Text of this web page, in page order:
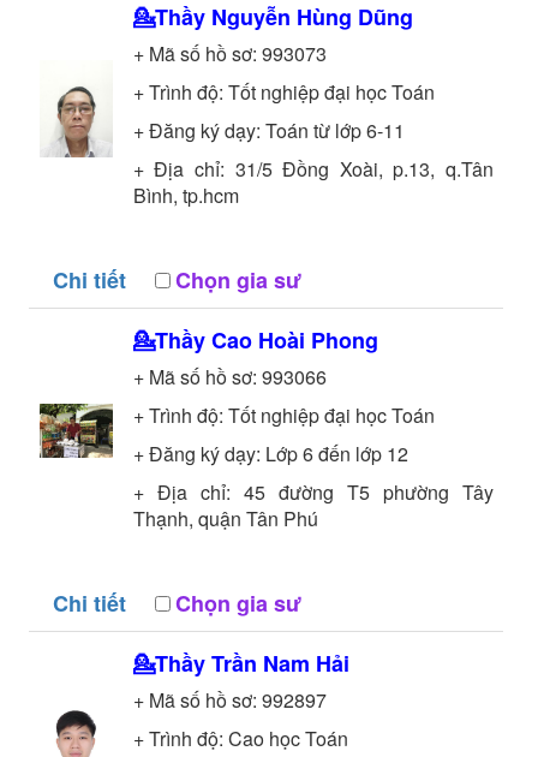
💁Thầy Nguyễn Hùng Dũng
+ Mã số hồ sơ: 993073
+ Trình độ: Tốt nghiệp đại họcToán
+ Đăng ký dạy: Toán từ lớp 6-11
+ Địa chỉ: 31/5 Đồng Xoài, p.13, q.Tân
Bình, tp.hcm
Chi tiết
Chọn gia sư
💁ThầyCao Hoài Phong
+ Mã số hồ sơ: 993066
+ Trình độ: Tốt nghiệp đại họcToán
+ Đăng ký dạy: Lớp 6 đến lớp 12
+ Địa chỉ: 45 đường T5 phường Tây
Thạnh, quận Tân Phú
Chi tiết
Chọn gia sư
💁ThầyTrần Nam Hải
+ Mã số hồ sơ: 992897
+ Trình độ: Cao họcToán